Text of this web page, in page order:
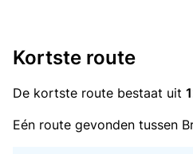
Kortste route
De kortste route bestaat uit
Eén route gevonden tussen